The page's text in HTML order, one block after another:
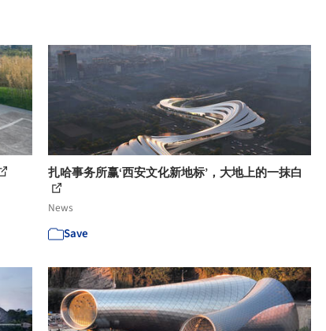
扎哈事务所赢‘西安文化新地标’，大地上的一抹白
News
Save